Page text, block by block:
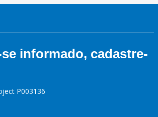
informado, cadastre-
P003136